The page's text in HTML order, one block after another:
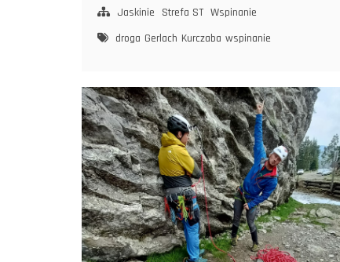
(Polska
Gerlach
Jaskinie Strefa ST Wspinanie
droga Gerlach Kurczaba wspinanie